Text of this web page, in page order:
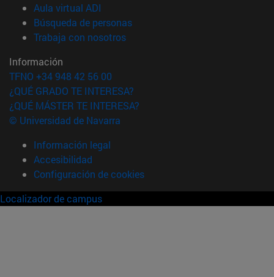
Aula virtual ADI
Búsqueda de personas(abre en nueva ventana)
Trabaja con nosotros(abre en nueva ventana)
Información
TFNO +34 948 42 56 00
¿QUÉ GRADO TE INTERESA?
¿QUÉ MÁSTER TE INTERESA?
© Universidad de Navarra
Información legal
Accesibilidad
Configuración de cookies
Localizador de campus